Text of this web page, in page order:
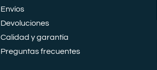
Envíos
Devoluciones
Calidad y garantía
Preguntas frecuentes